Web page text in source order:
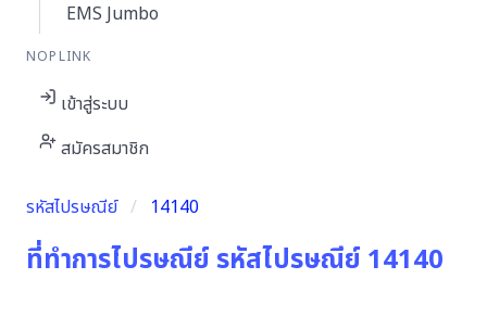
EMS Jumbo
NOPLINK
เข้าสู่ระบบ
สมัครสมาชิก
รหัสไปรษณีย์ 14140
ที่ทำการไปรษณีย์ รหัสไปรษณีย์ 14140